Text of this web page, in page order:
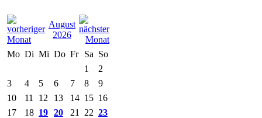
August
2026
Mo Di Mi Do Fr Sa So
1
2
3
4 5 6 7 8
9
10
11 12 13 14 15 16
17
18 19 20 21 22 23